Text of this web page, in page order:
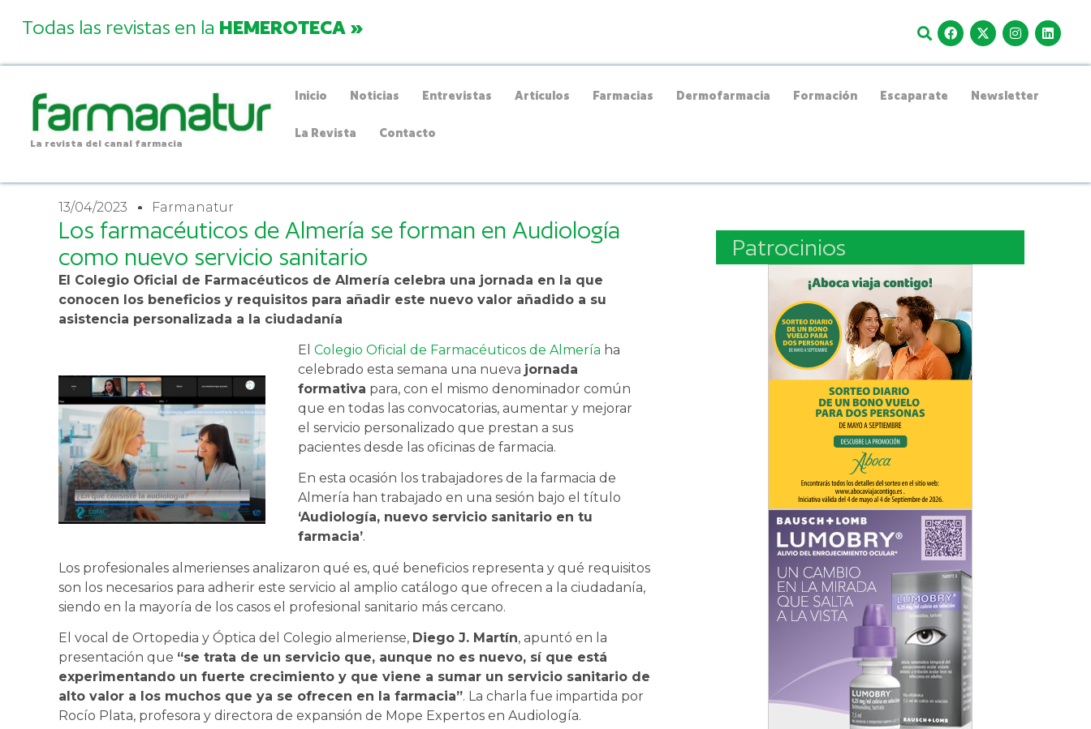
Todas las revistas en la HEMEROTECA »
La revista del canal farmacia
Inicio Noticias Entrevistas Artículos Farmacias Dermofarmacia Formación Escaparate Newsletter
La Revista Contacto
13/04/2023 Farmanatur
Los farmacéuticos de Almería se forman en Audiología
como nuevo servicio sanitario
El Colegio Oficial de Farmacéuticos de Almería celebra una jornada en la que
conocen los beneficios y requisitos para añadir este nuevo valor añadido a su
asistencia personalizada a la ciudadanía
El Colegio Oficial de Farmacéuticos de Almería ha
celebrado esta semana una nueva jornada
formativa para, con el mismo denominador común
que en todas las convocatorias, aumentar y mejorar
el servicio personalizado que prestan a sus
pacientes desde las oficinas de farmacia.
En esta ocasión los trabajadores de la farmacia de
Almería han trabajado en una sesión bajo el título
‘Audiología, nuevo servicio sanitario en tu
farmacia’.
Los profesionales almerienses analizaron qué es, qué beneficios representa y qué requisitos
son los necesarios para adherir este servicio al amplio catálogo que ofrecen a la ciudadanía,
siendo en la mayoría de los casos el profesional sanitario más cercano.
El vocal de Ortopedia y Óptica del Colegio almeriense, Diego J. Martín, apuntó en la
presentación que “se trata de un servicio que, aunque no es nuevo, sí que está
experimentando un fuerte crecimiento y que viene a sumar un servicio sanitario de
alto valor a los muchos que ya se ofrecen en la farmacia”. La charla fue impartida por
Rocío Plata, profesora y directora de expansión de Mope Expertos en Audiología.
Patrocinios